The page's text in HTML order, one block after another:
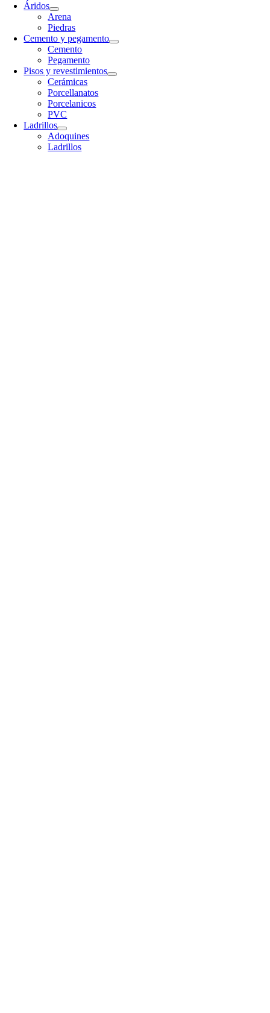
Áridos
Arena
Piedras
Cemento y pegamento
Cemento
Pegamento
Pisos y revestimientos
Cerámicas
Porcellanatos
Porcelanicos
PVC
Ladrillos
Adoquines
Ladrillos